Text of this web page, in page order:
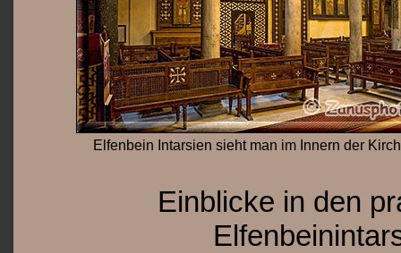
Elfenbein Intarsien sieht man im Innern der
Einblicke in den